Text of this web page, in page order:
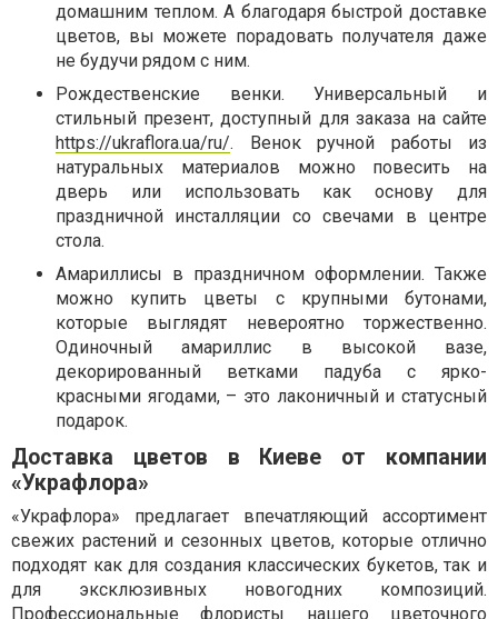
домашним теплом. А благодаря быстрой доставке
цветов, вы можете порадовать получателя даже
не будучи рядом с ним.
Рождественские венки. Универсальный и
стильный презент, доступный для заказа на сайте
https://ukraflora.ua/ru/. Венок ручной работы из
натуральных материалов можно повесить на
дверь или использовать как основу для
праздничной инсталляции со свечами в центре
стола.
Амариллисы в праздничном оформлении. Также
можно купить цветы с крупными бутонами,
которые выглядят невероятно торжественно.
Одиночный амариллис в высокой вазе,
декорированный ветками падуба с ярко-
красными ягодами, – это лаконичный и статусный
подарок.
Доставка цветов в Киеве от компании
«Украфлора»
«Украфлора» предлагает впечатляющий ассортимент
свежих растений и сезонных цветов, которые отлично
подходят как для создания классических букетов, так и
для эксклюзивных новогодних композиций.
Профессиональные флористы нашего цветочного